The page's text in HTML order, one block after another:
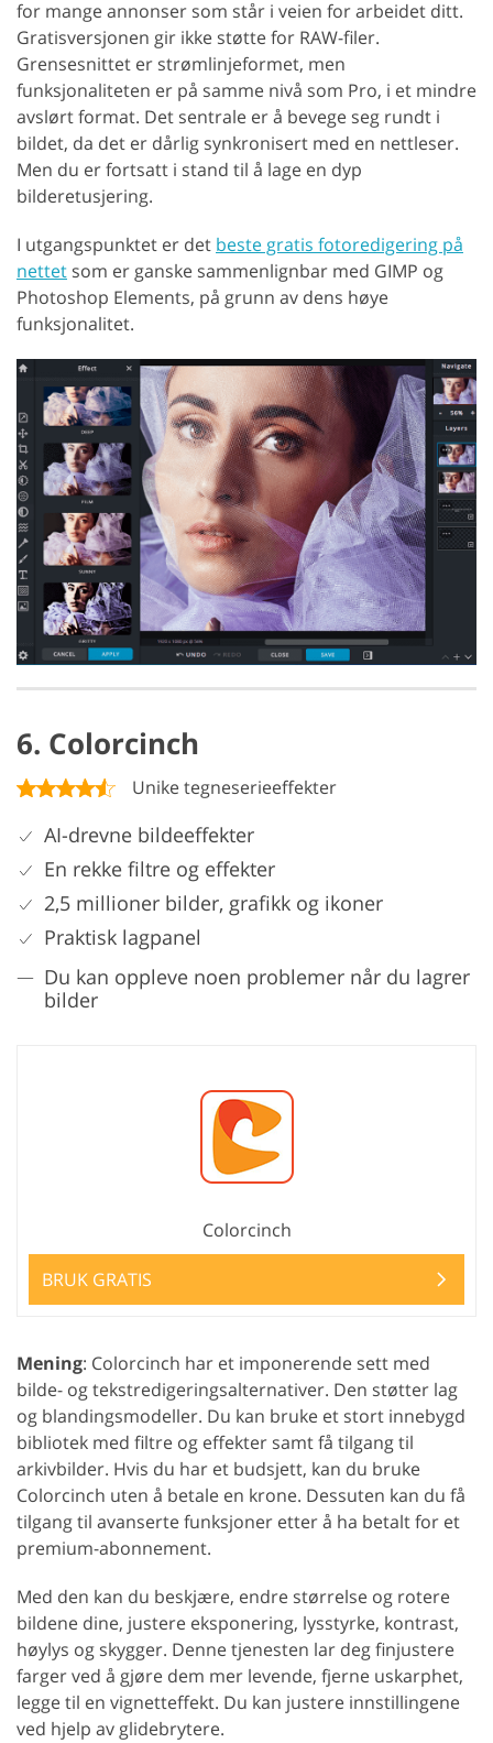
for mange annonser som står i veien for arbeidet ditt.
Gratisversjonen gir ikke støtte for RAW-filer.
Grensesnittet er strømlinjeformet, men
funksjonaliteten er på samme nivå som Pro, i et mindre
avslørt format. Det sentrale er å bevege seg rundt i
bildet, da det er dårlig synkronisert med en nettleser.
Men du er fortsatt i stand til å lage en dyp
bilderetusjering.
I utgangspunktet er det beste gratis fotoredigering på
nettet som er ganske sammenlignbar med GIMP og
Photoshop Elements, på grunn av dens høye
funksjonalitet.
6. Colorcinch
Unike tegneserieeffekter
AI-drevne bildeeffekter
En rekke filtre og effekter
2,5 millioner bilder, grafikk og ikoner
Praktisk lagpanel
Du kan oppleve noen problemer når du lagrer
bilder
Colorcinch
BRUK GRATIS
Mening: Colorcinch har et imponerende sett med
bilde- og tekstredigeringsalternativer. Den støtter lag
og blandingsmodeller. Du kan bruke et stort innebygd
bibliotek med filtre og effekter samt få tilgang til
arkivbilder. Hvis du har et budsjett, kan du bruke
Colorcinch uten å betale en krone. Dessuten kan du få
tilgang til avanserte funksjoner etter å ha betalt for et
premium-abonnement.
Med den kan du beskjære, endre størrelse og rotere
bildene dine, justere eksponering, lysstyrke, kontrast,
høylys og skygger. Denne tjenesten lar deg finjustere
farger ved å gjøre dem mer levende, fjerne uskarphet,
legge til en vignetteffekt. Du kan justere innstillingene
ved hjelp av glidebrytere.